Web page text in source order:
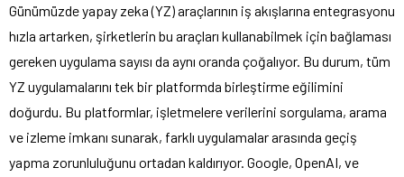
Günümüzde yapay zeka (YZ) araçlarının iş akışlarına entegrasyonu
hızla artarken, şirketlerin bu araçları kullanabilmek için bağlaması
gereken uygulama sayısı da aynı oranda çoğalıyor. Bu durum, tüm
YZ uygulamalarını tek bir platformda birleştirme eğilimini
doğurdu. Bu platformlar, işletmelere verilerini sorgulama, arama
ve izleme imkanı sunarak, farklı uygulamalar arasında geçiş
yapma zorunluluğunu ortadan kaldırıyor. Google, OpenAI, ve